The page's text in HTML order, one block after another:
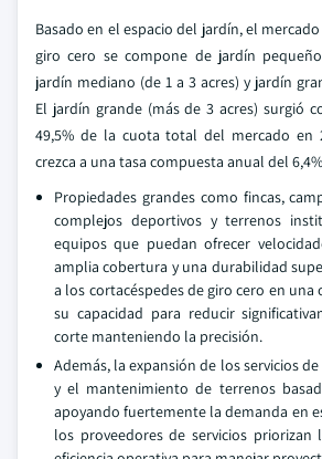
Basado en el espacio del jardín, el
giro cero se compone de jardín
jardín mediano (de 1 a 3 acres) y jardín
El jardín grande (más de 3 acres) surgió
49,5% de la cuota total del mercado en
crezca a una tasa compuesta anual del
Propiedades grandes como fincas,
complejos deportivos y terrenos
equipos que puedan ofrecer
amplia cobertura y una durabilidad
a los cortacéspedes de giro cero en una
su capacidad para reducir
corte manteniendo la precisión.
Además, la expansión de los servicios
y el mantenimiento de terrenos
apoyando fuertemente la demanda en
los proveedores de servicios